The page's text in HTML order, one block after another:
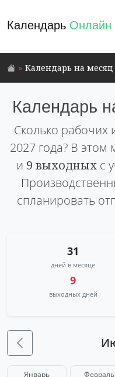
Календарь Онлайн
Календарь на месяц
Календарь
Сколько
2027 года? В этом
и 9 выходныхс
спланировать
31
дней в месяце
9
выходных дней
Январь Февраль